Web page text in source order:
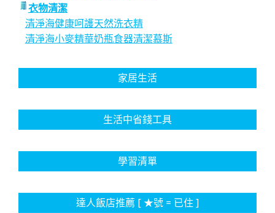
衣物清潔
清淨海健康呵護天然洗衣精
清淨海小麥精華奶瓶食器清潔慕斯
家居生活
生活中省錢工具
學習清單
達人飯店推薦 [ ★號 = 已住 ]